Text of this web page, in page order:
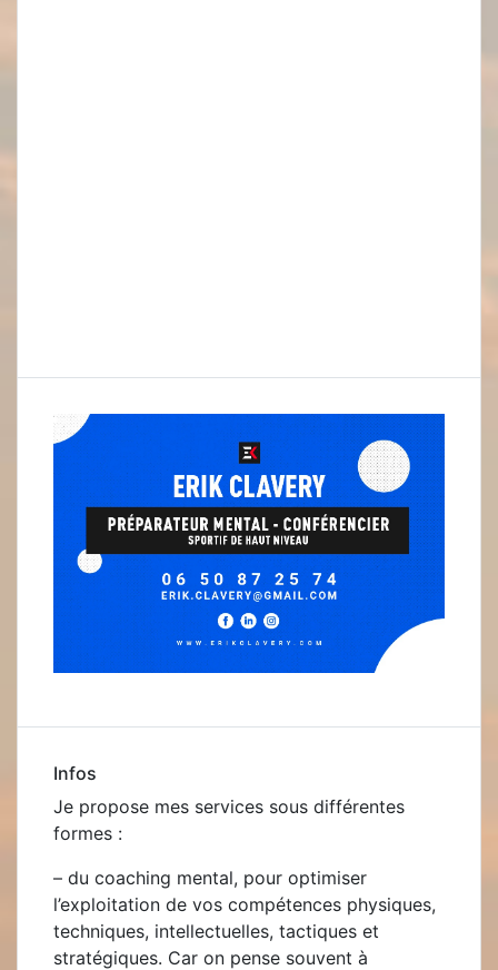
Infos
Je propose mes services sous différentes
formes :
– du coaching mental, pour optimiser
l’exploitation de vos compétences physiques,
techniques, intellectuelles, tactiques et
stratégiques. Car on pense souvent à